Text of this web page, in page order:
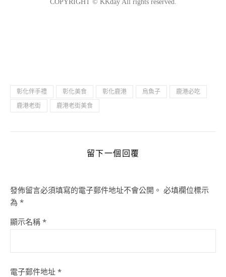
彰化伴手禮 彰化美食 彰化鹿港 烏魚子
鹿港必吃
鹿港老街
鹿港老街美食
留下一個回覆
發佈留言必須填寫的電子郵件地址不會公開。 必填欄位標示
為 *
顯示名稱 *
電子郵件地址 *